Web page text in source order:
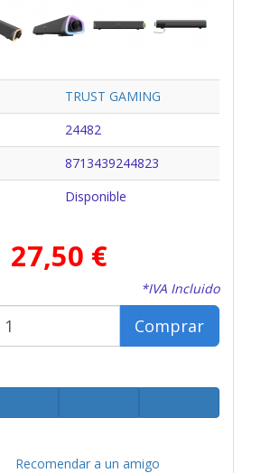
TRUST GAMING
24482
8713439244823
Disponible
27,50 €
*IVA Incluido
Comprar
Recomendar a un amigo